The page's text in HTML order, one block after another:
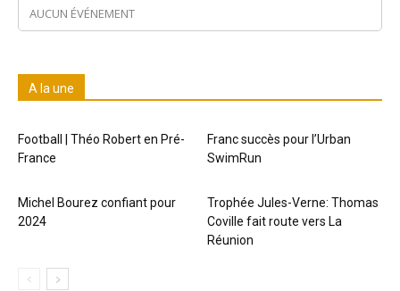
AUCUN ÉVÉNEMENT
A la une
Football | Théo Robert en Pré-
France
Franc succès pour l’Urban
SwimRun
Michel Bourez confiant pour
2024
Trophée Jules-Verne: Thomas
Coville fait route vers La
Réunion